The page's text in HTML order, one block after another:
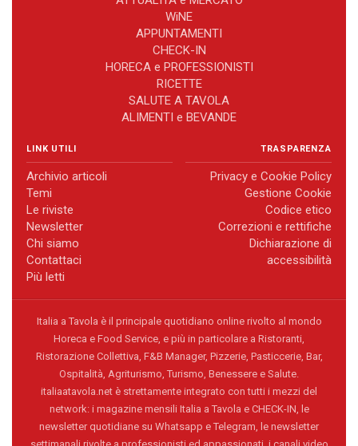
WiNE
APPUNTAMENTI
CHECK-IN
HORECA e PROFESSIONISTI
RICETTE
SALUTE A TAVOLA
ALIMENTI e BEVANDE
LINK UTILI
Archivio articoli
Temi
Le riviste
Newsletter
Chi siamo
Contattaci
Più letti
TRASPARENZA
Privacy e Cookie Policy
Gestione Cookie
Codice etico
Correzioni e rettifiche
Dichiarazione di
accessibilità
Italia a Tavola è il principale quotidiano online rivolto al mondo
Horeca e Food Service, e più in particolare a Ristoranti,
Ristorazione Collettiva, F&B Manager, Pizzerie, Pasticcerie, Bar,
Ospitalità, Agriturismo, Turismo, Benessere e Salute.
italiaatavola.net è strettamente integrato con tutti i mezzi del
network: i magazine mensili Italia a Tavola e CHECK-IN, le
newsletter quotidiane su Whatsapp e Telegram, le newsletter